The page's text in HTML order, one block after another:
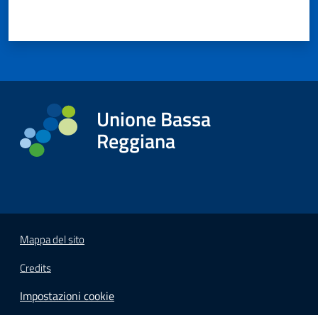
Unione Bassa
Reggiana
Mappa del sito
Credits
Impostazioni cookie